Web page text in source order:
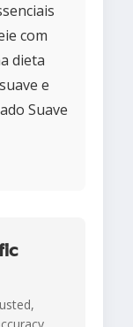
com
dieta
e
Suave